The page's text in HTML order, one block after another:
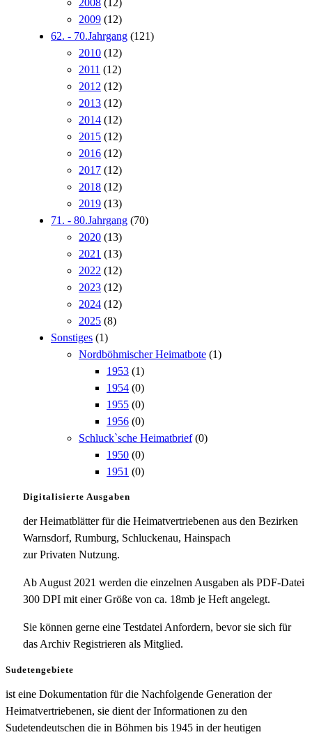
2009 (12)
62. - 70.Jahrgang (121)
2010 (12)
2011 (12)
2012 (12)
2013 (12)
2014 (12)
2015 (12)
2016 (12)
2017 (12)
2018 (12)
2019 (13)
71. - 80.Jahrgang (70)
2020 (13)
2021 (13)
2022 (12)
2023 (12)
2024 (12)
2025 (8)
Sonstiges (1)
Nordböhmischer Heimatbote (1)
1953 (1)
1954 (0)
1955 (0)
1956 (0)
Schluck`sche Heimatbrief (0)
1950 (0)
1951 (0)
Digitalisierte Ausgaben
der Heimatblätter für die Heimatvertriebenen aus den Bezirken
Warnsdorf, Rumburg, Schluckenau, Hainspach
zur Privaten Nutzung.
Ab August 2021 werden die einzelnen Ausgaben als PDF-Datei
300 DPI mit einer Größe von ca. 18mb je Heft angelegt.
Sie können gerne eine Testdatei Anfordern, bevor sie sich für
das Archiv Registrieren als Mitglied.
Sudetengebiete
ist eine Dokumentation für die Nachfolgende Generation der
Heimatvertriebenen, sie dient der Informationen zu den
Sudetendeutschen die in Böhmen bis 1945 in der heutigen